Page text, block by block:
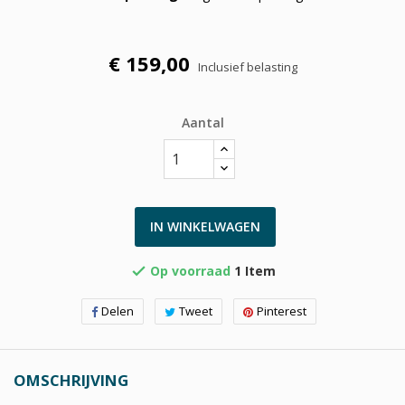
€ 159,00 Inclusief belasting
Aantal
IN WINKELWAGEN
 Op voorraad 1 Item
Delen Tweet Pinterest
OMSCHRIJVING